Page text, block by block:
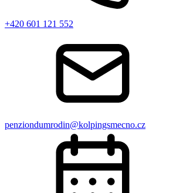
+420 601 121 552
penziondumrodin@kolpingsmecno.cz